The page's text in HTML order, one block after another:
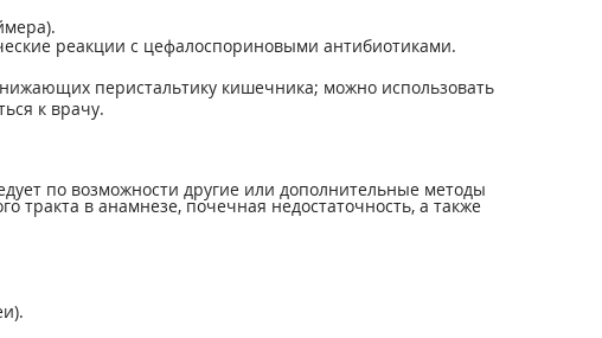
реакции с цефалоспориновыми антибиотиками.
перистальтику кишечника; можно использовать
к врачу.
по возможности другие или дополнительные методы
тракта в анамнезе, почечная недостаточность, а также